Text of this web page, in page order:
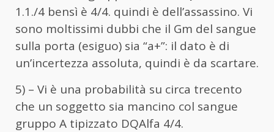
1.1./4 bensì è 4/4. quindi è dell’assassino. Vi
sono moltissimi dubbi che il Gm del sangue
sulla porta (esiguo) sia “a+”: il dato è di
un’incertezza assoluta, quindi è da scartare.
5) – Vi è una probabilità su circa trecento
che un soggetto sia mancino col sangue
gruppo A tipizzato DQAlfa 4/4.